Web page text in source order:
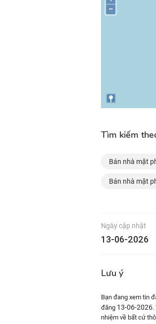
–
Tìm kiếm
Bán nhà mặt
Bán nhà mặt
Ngày cập nhật
13-06-2026
Lưu ý
Bạn đang xem tin
đăng 13-06-2026.
nhiệm về bất cứ